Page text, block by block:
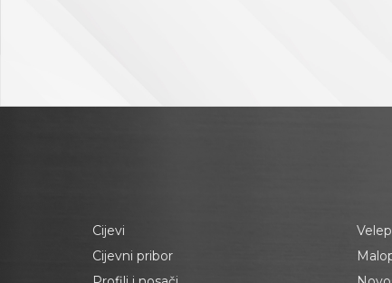
Cijevi
Cijevni pribor